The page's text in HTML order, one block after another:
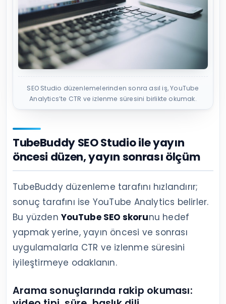
SEO Studio düzenlemelerinden sonra asıl iş, YouTube
Analytics’te CTR ve izlenme süresini birlikte okumak.
TubeBuddy SEO Studio ile yayın
öncesi düzen, yayın sonrası ölçüm
TubeBuddy düzenleme tarafını hızlandırır;
sonuç tarafını ise YouTube Analytics belirler.
Bu yüzdenYouTube SEO skorunu hedef
yapmak yerine, yayın öncesi ve sonrası
uygulamalarla CTR ve izlenme süresini
iyileştirmeye odaklanın.
Arama sonuçlarında rakip okuması: